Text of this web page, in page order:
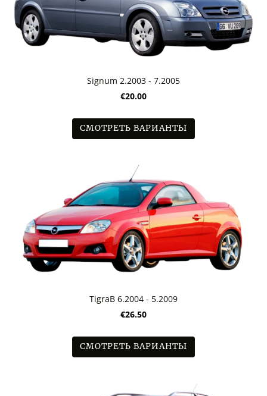
Signum 2.2003 - 7.2005
€20.00
СМОТРЕТЬ ВАРИАНТЫ
TigraB 6.2004 - 5.2009
€26.50
СМОТРЕТЬ ВАРИАНТЫ